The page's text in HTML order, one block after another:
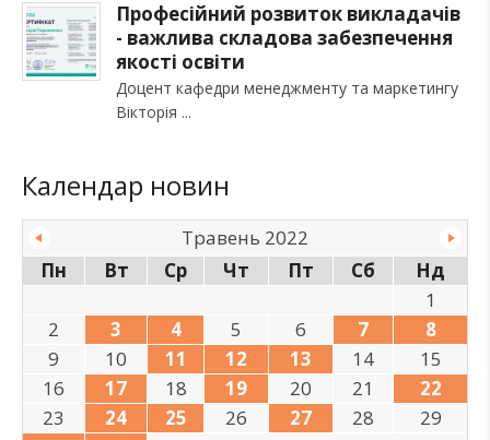
Професійний розвиток викладачів
- важлива складова забезпечення
якості освіти
Доцент кафедри менеджменту та маркетингу
Вікторія
Календар новин
Травень 2022
Пн
Вт Ср Чт Пт Сб
Нд
1
2
3 4 5 6 7
8
9
10 11 12 13 14
15
16
17 18 19 20 21
22
23
24 25 26 27 28
29